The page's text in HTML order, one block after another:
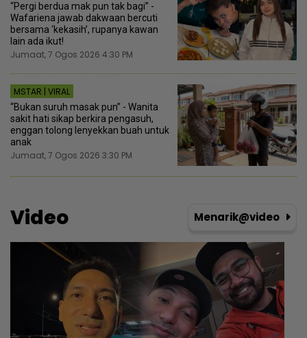
“Pergi berdua mak pun tak bagi” -
Wafariena jawab dakwaan bercuti
bersama ‘kekasih’, rupanya kawan
lain ada ikut!
Jumaat, 7 Ogos 2026 4:30 PM
MSTAR | VIRAL
“Bukan suruh masak pun” - Wanita
sakit hati sikap berkira pengasuh,
enggan tolong lenyekkan buah untuk
anak
Jumaat, 7 Ogos 2026 3:30 PM
Video Menarik@video